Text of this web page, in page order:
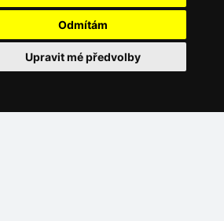
Odmítám
Upravit mé předvolby